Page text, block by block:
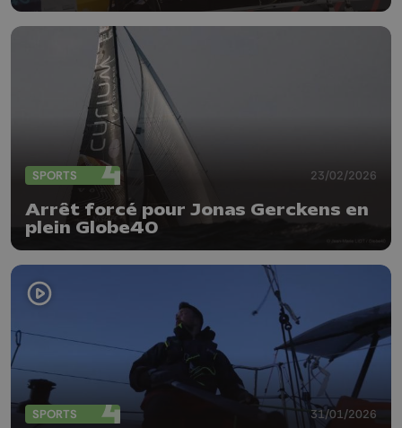
SPORTS 23/02/2026
Arrêt forcé pour Jonas Gerckens en
plein Globe40
SPORTS 31/01/2026